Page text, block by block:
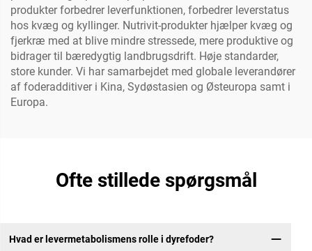
produkter forbedrer leverfunktionen, forbedrer leverstatus
hos kvæg og kyllinger. Nutrivit-produkter hjælper kvæg og
fjerkræ med at blive mindre stressede, mere produktive og
bidrager til bæredygtig landbrugsdrift. Høje standarder,
store kunder. Vi har samarbejdet med globale leverandører
af foderadditiver i Kina, Sydøstasien og Østeuropa samt i
Europa.
Ofte stillede spørgsmål
Hvad er levermetabolismens rolle i dyrefoder?